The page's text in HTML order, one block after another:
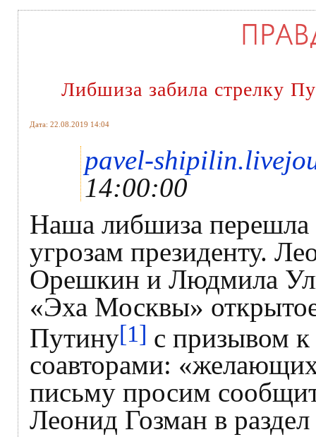
Либшиза забила стрелку
Дата: 22.08.2019 14:04
pavel-
14:00:00
Наша либшиза перешла
угрозам президенту.
Орешкин и Людмила
«Эха Москвы»
Путину[1] с призывом
соавторами:
письму просим
Леонид Гозман в